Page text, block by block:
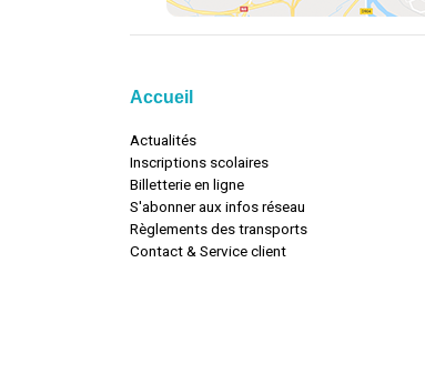
Accueil
Actualités
Inscriptions scolaires
Billetterie en ligne
S'abonner aux infos réseau
Règlements des transports
Contact & Service client